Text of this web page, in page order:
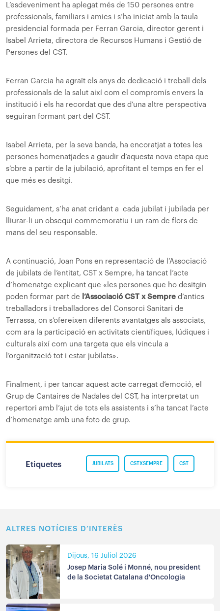
L’esdeveniment ha aplegat més de 150 persones entre
professionals, familiars i amics i s’ha iniciat amb la taula
presidencial formada per Ferran Garcia, director gerent i
Isabel Arrieta, directora de Recursos Humans i Gestió de
Persones del CST.
Ferran Garcia ha agraït els anys de dedicació i treball dels
professionals de la salut així com el compromís envers la
institució i els ha recordat que des d’una altre perspectiva
seguiran formant part del CST.
Isabel Arrieta, per la seva banda, ha encoratjat a totes les
persones homenatjades a gaudir d’aquesta nova etapa que
s’obre a partir de la jubilació, aprofitant el temps en fer el
que més es desitgi.
Seguidament, s’ha anat cridant a cada jubilat i jubilada per
lliurar-li un obsequi commemoratiu i un ram de flors de
mans del seu responsable.
A continuació, Joan Pons en representació de l’Associació
de jubilats de l’entitat, CST x Sempre, ha tancat l’acte
d’homenatge explicant que «les persones que ho desitgin
poden formar part de l’Associació CST x Sempre d’antics
treballadors i treballadores del Consorci Sanitari de
Terrassa, on s’ofereixen diferents avantatges als associats,
com ara la participació en activitats científiques, lúdiques i
culturals així com una targeta que els vincula a
l’organització tot i estar jubilats».
Finalment, i per tancar aquest acte carregat d’emoció, el
Grup de Cantaires de Nadales del CST, ha interpretat un
repertori amb l’ajut de tots els assistents i s’ha tancat l’acte
d’homenatge amb una foto de grup.
Etiquetes CST
CSTXSEMPRE
JUBILATS
ALTRES NOTÍCIES D’INTERÈS
Dijous, 16 Juliol 2026
Josep Maria Solé i Monné, nou president
de la Societat Catalana d'Oncologia